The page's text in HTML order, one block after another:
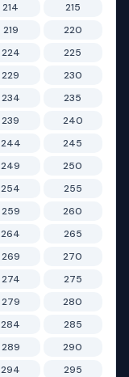
214
215
219
220
224
225
229
230
234
235
239
240
244
245
249
250
254
255
259
260
264
265
269
270
274
275
279
280
284
285
289
290
294
295